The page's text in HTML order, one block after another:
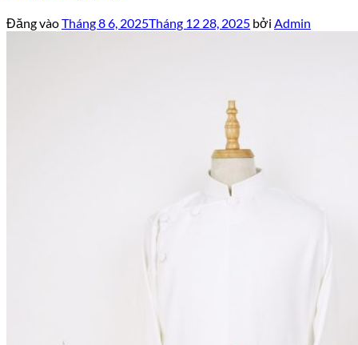
Đăng vàoTháng 8 6, 2025Tháng 12 28, 2025 bởi Admin